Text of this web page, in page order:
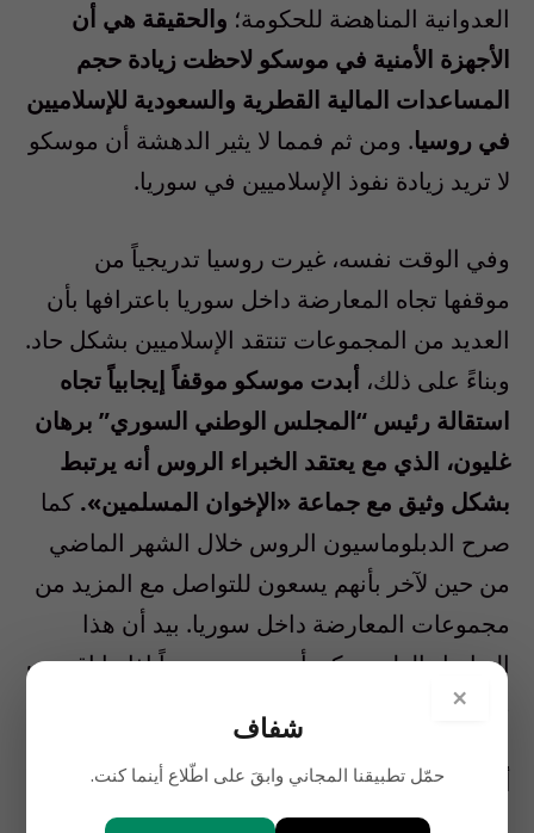
العدوانية المناهضة للحكومة؛ والحقيقة هي أن
الأجهزة الأمنية في موسكو لاحظت زيادة حجم
المساعدات المالية القطرية والسعودية للإسلاميين
في روسيا. ومن ثم فمما لا يثير الدهشة أن موسكو
لا تريد زيادة نفوذ الإسلاميين في سوريا.
وفي الوقت نفسه، غيرت روسيا تدريجياً من
موقفها تجاه المعارضة داخل سوريا باعترافها بأن
العديد من المجموعات تنتقد الإسلاميين بشكل حاد.
وبناءً على ذلك، أبدت موسكو موقفاً إيجابياً تجاه
استقالة رئيس “المجلس الوطني السوري” برهان
غليون، الذي مع يعتقد الخبراء الروس أنه يرتبط
بشكل وثيق مع جماعة «الإخوان المسلمين». كما
صرح الدبلوماسيون الروس خلال الشهر الماضي
من حين لآخر بأنهم يسعون للتواصل مع المزيد من
مجموعات المعارضة داخل سوريا. بيد أن هذا
التواصل الوليد يمكن أن ينتهي سريعاً إذا ما اقتنعت
موسكو بتورط المتطرفين في هذه المجازر.
أشباح يوغوسلافيا
×
شفاف
حمّل تطبيقنا المجاني وابقَ على اطّلاع أينما كنت.